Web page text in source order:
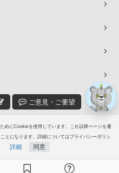
めにCookieを使用しています。これ以降ページを遷
とになります。詳細についてはプライバシーポリシ
詳細 同意
ご意見・ご要望
イラストAC